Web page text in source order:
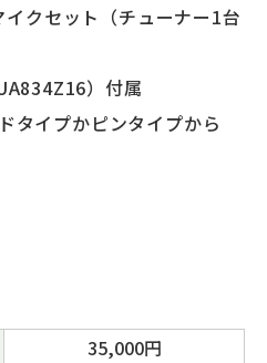
クセット（チューナー1台
）付属
タイプかピンタイプから
35,000円